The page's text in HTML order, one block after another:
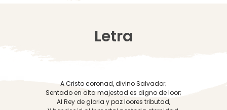
Letra
A Cristo coronad, divino Salvador;
Sentado en alta majestad es digno de loor;
Al Rey de gloria y paz loores tributad,